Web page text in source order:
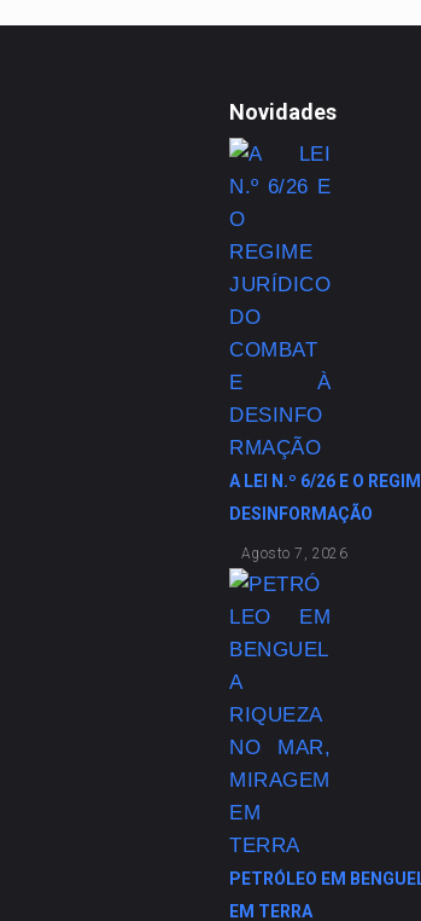
Novidades
A LEI N.º 6/26 E O
DESINFORMAÇÃO
Agosto 7, 2026
PETRÓLEO EM
EM TERRA